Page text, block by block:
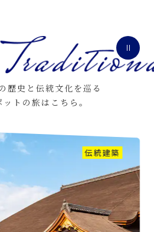
歴史と伝統文化を巡る
トの旅はこちら。
伝統建築